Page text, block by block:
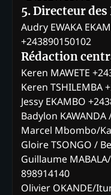
5. Directeur
Audry EWAKA
+243890150102
Rédaction
Keren MAWETE
Keren TSHILEMBA
Jessy EKAMBO
Badylon
Marcel Mbombo/
Gloire TSONGO /
Guillaume
898914140
Olivier OKANDE/